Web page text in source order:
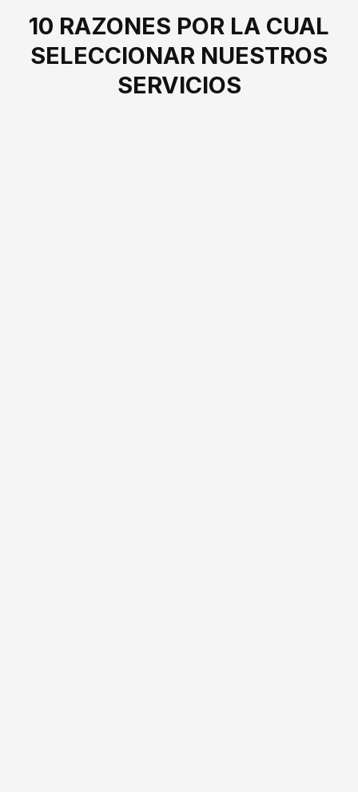
10 RAZONES POR LA CUAL
SELECCIONAR NUESTROS
SERVICIOS